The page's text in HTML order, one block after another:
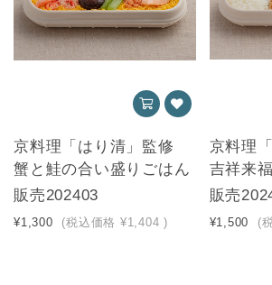
京料理「はり清」監修
蟹と鮭の合い盛りごはん
販売202403
¥1,300 (税込価格 ¥1,404 )
京料理
吉祥来
販売
¥1,500 (